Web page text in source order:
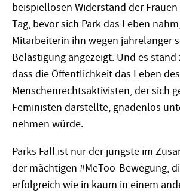
beispiellosen Widerstand der Frauen
Tag, bevor sich Park das Leben
Mitarbeiterin ihn wegen jahrelanger
Belästigung angezeigt. Und es
dass die Öffentlichkeit das Leben
Menschenrechtsaktivisten, der sich
Feministen darstellte, gnadenlos
nehmen würde.
Parks Fall ist nur der jüngste im
der mächtigen #MeToo-Bewegung,
erfolgreich wie in kaum in einem